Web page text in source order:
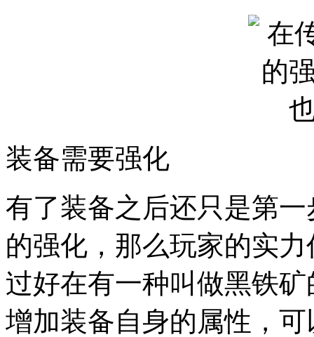
装备需要强化
有了装备之后还只是第
的强化，那么玩家的实
过好在有一种叫做黑铁
增加装备自身的属性，